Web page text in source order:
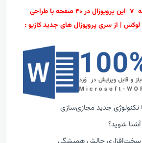
برای اولین بار- نسخه ۷ این پروپوزال در ۴۰ صفحه با طراحی
| از سری پروپوزال های جدید کازیو :
تکنولوژی جدید مجازی‌سازی
آشنا شوید؟